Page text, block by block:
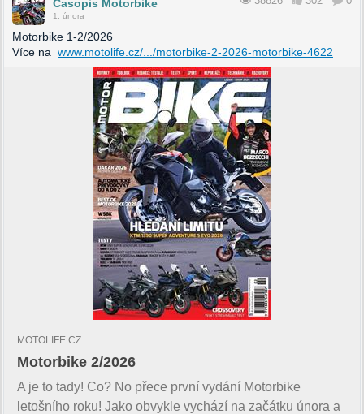
Časopis Motorbike
1. února
Motorbike 1-2/2026
Více na www.motolife.cz/.../motorbike-2-2026-motorbike-4622
MOTOLIFE.CZ
Motorbike 2/2026
A je to tady! Co? No přece první vydání Motorbike
letošního roku! Jako obvykle vychází na začátku února a